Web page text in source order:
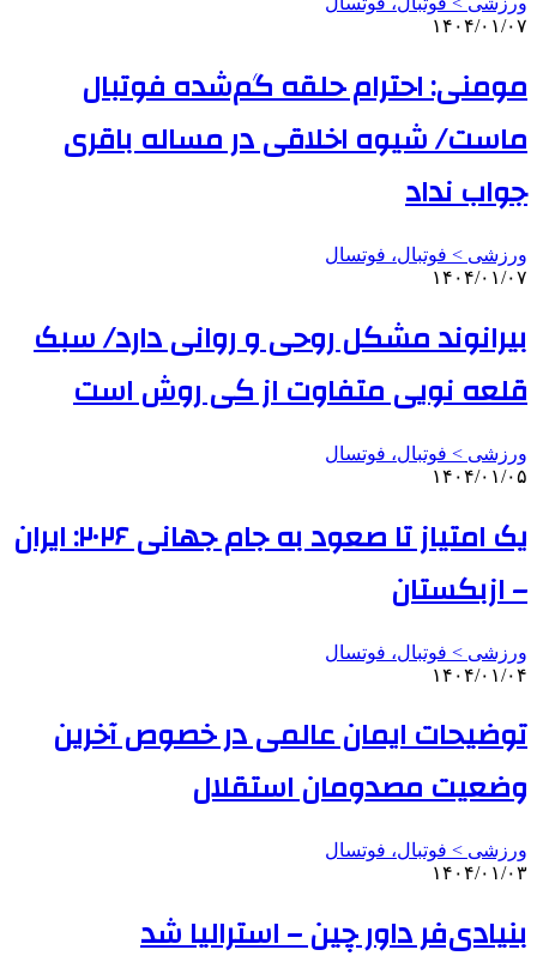
۱۴۰۴/۰۱/۰۷
مومنی: احترام حلقه گم‌شده فوتبال
ماست/ شیوه اخلاقی در مساله باقری
جواب نداد
ورزشی > فوتبال، فوتسال
۱۴۰۴/۰۱/۰۷
بیرانوند مشکل روحی و روانی دارد/ سبک
قلعه نویی متفاوت از کی روش است
ورزشی > فوتبال، فوتسال
۱۴۰۴/۰۱/۰۵
یک امتیاز تا صعود به جام جهانی ۲۰۲۶: ایران
– ازبکستان
ورزشی > فوتبال، فوتسال
۱۴۰۴/۰۱/۰۴
توضیحات ایمان عالمی در خصوص آخرین
وضعیت مصدومان استقلال
ورزشی > فوتبال، فوتسال
۱۴۰۴/۰۱/۰۳
بنیادی‌فر داور چین – استرالیا شد